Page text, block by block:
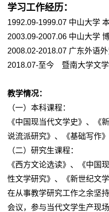
学习工作经历：
1992.09-1999.07 中山大学
2003.09-2007.06 中山大学
2008.02-2018.07 广东外语
2018.07-至今 暨南大学文
教学情况：
（一）本科课程：
《中国现当代文学史》、《
说流派研究》、《基础写作
（二）研究生课程：
《西方文论选读》、《中国
性文学研究》、《新世纪文学
在从事教学研究工作之余坚
会议，参与当代文学生产现